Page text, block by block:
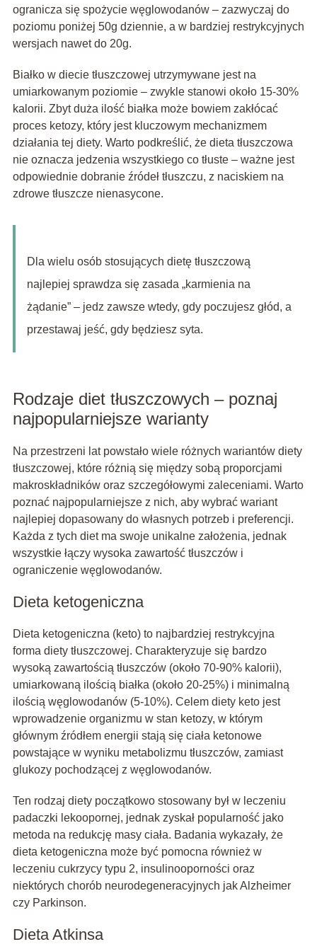
ogranicza się spożycie węglowodanów – zazwyczaj do
poziomu poniżej 50g dziennie, a w bardziej restrykcyjnych
wersjach nawet do 20g.
Białko w diecie tłuszczowej utrzymywane jest na
umiarkowanym poziomie – zwykle stanowi około 15-30%
kalorii. Zbyt duża ilość białka może bowiem zakłócać
proces ketozy, który jest kluczowym mechanizmem
działania tej diety. Warto podkreślić, że dieta tłuszczowa
nie oznacza jedzenia wszystkiego co tłuste – ważne jest
odpowiednie dobranie źródeł tłuszczu, z naciskiem na
zdrowe tłuszcze nienasycone.
Dla wielu osób stosujących dietę tłuszczową
najlepiej sprawdza się zasada „karmienia na
żądanie” – jedz zawsze wtedy, gdy poczujesz głód, a
przestawaj jeść, gdy będziesz syta.
Rodzaje diet tłuszczowych – poznaj
najpopularniejsze warianty
Na przestrzeni lat powstało wiele różnych wariantów diety
tłuszczowej, które różnią się między sobą proporcjami
makroskładników oraz szczegółowymi zaleceniami. Warto
poznać najpopularniejsze z nich, aby wybrać wariant
najlepiej dopasowany do własnych potrzeb i preferencji.
Każda z tych diet ma swoje unikalne założenia, jednak
wszystkie łączy wysoka zawartość tłuszczów i
ograniczenie węglowodanów.
Dieta ketogeniczna
Dieta ketogeniczna (keto) to najbardziej restrykcyjna
forma diety tłuszczowej. Charakteryzuje się bardzo
wysoką zawartością tłuszczów (około 70-90% kalorii),
umiarkowaną ilością białka (około 20-25%) i minimalną
ilością węglowodanów (5-10%). Celem diety keto jest
wprowadzenie organizmu w stan ketozy, w którym
głównym źródłem energii stają się ciała ketonowe
powstające w wyniku metabolizmu tłuszczów, zamiast
glukozy pochodzącej z węglowodanów.
Ten rodzaj diety początkowo stosowany był w leczeniu
padaczki lekoopornej, jednak zyskał popularność jako
metoda na redukcję masy ciała. Badania wykazały, że
dieta ketogeniczna może być pomocna również w
leczeniu cukrzycy typu 2, insulinooporności oraz
niektórych chorób neurodegeneracyjnych jak Alzheimer
czy Parkinson.
Dieta Atkinsa